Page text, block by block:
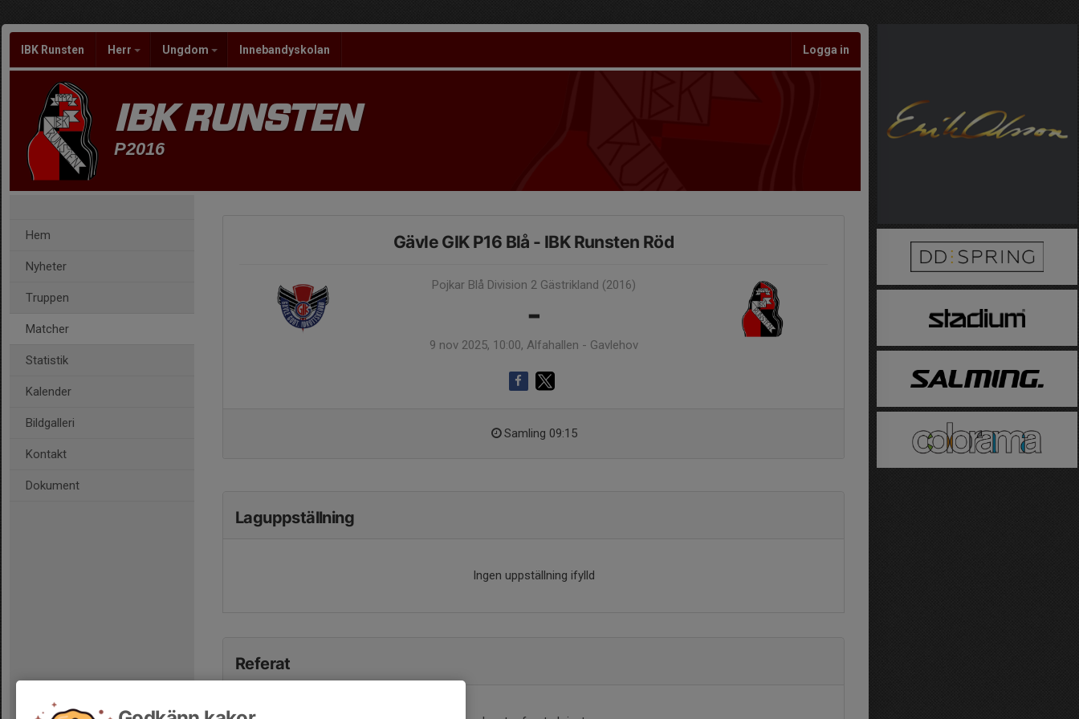
IBK Runsten Herr Ungdom Innebandyskolan Logga in
IBK RUNSTEN
P2016
Hem
Nyheter
Truppen
Matcher
Statistik
Kalender
Bildgalleri
Kontakt
Dokument
Gävle GIK P16 Blå - IBK Runsten Röd
Pojkar Blå Division 2 Gästrikland (2016)
-
9 nov 2025, 10:00, Alfahallen - Gavlehov
Samling 09:15
Laguppställning
Ingen uppställning ifylld
Referat